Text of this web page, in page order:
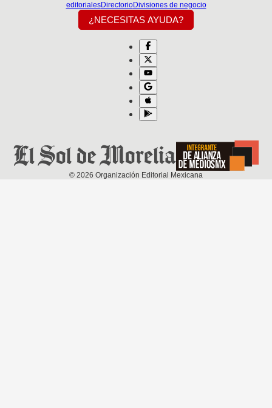
editorialesDirectorioDivisiones de negocio
¿NECESITAS AYUDA?
© 2026 Organización Editorial Mexicana